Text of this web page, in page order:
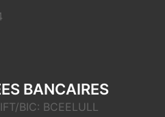
BANCAIRES
BIC: BCEELULL